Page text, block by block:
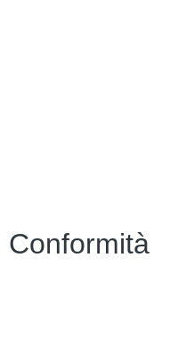
Conformità